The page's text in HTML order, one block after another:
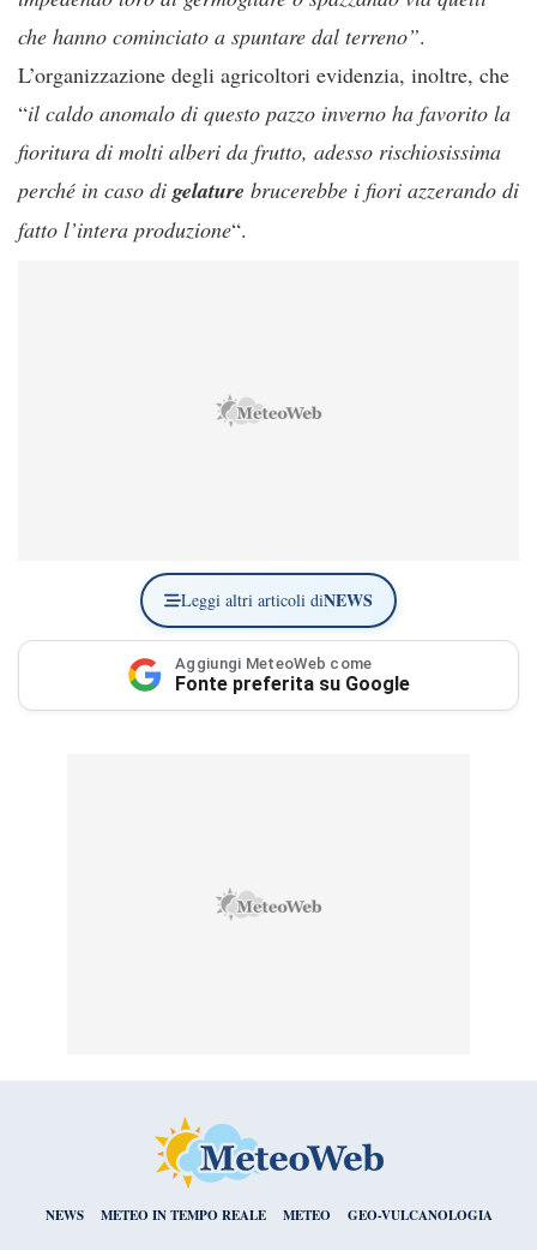
che hanno cominciato a spuntare dal terreno”.
L’organizzazione degli agricoltori evidenzia, inoltre, che
“il caldo anomalo di questo pazzo inverno ha favorito la
fioritura di molti alberi da frutto, adesso rischiosissima
perché in caso di gelature brucerebbe i fiori azzerando di
fatto l’intera produzione“.
Leggi altri articoli diNEWS
Aggiungi MeteoWeb come
Fonte preferita su Google
NEWS METEO IN TEMPO REALE METEO GEO-VULCANOLOGIA